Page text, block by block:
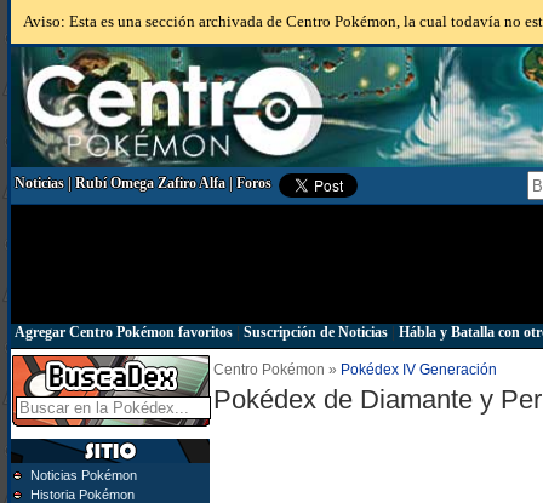
Aviso: Esta es una sección archivada de Centro Pokémon, la cual todavía no
Noticias|Rubí Omega Zafiro Alfa|Foros
Agregar Centro Pokémon favoritos| Suscripción de Noticias| Hábla y Batalla con
Noticias Pokémon
Historia Pokémon
Centro Pokémon » Pokédex IV Generación
Pokédex de Diamante y